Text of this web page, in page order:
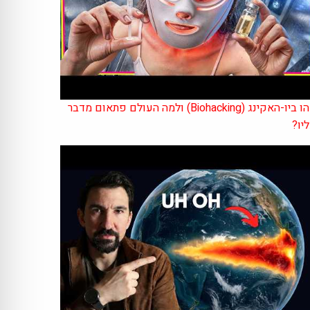
מהו ביו-האקינג (Biohacking) ולמה העולם פתאום מדבר